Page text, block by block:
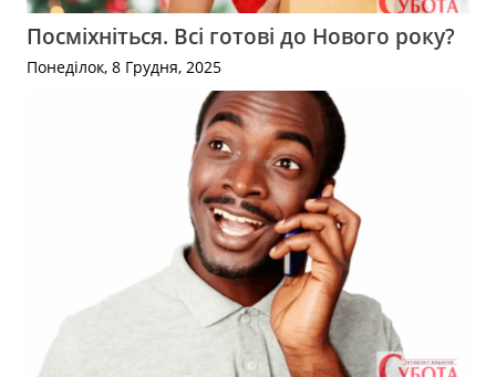
Посміхніться. Всі готові до Нового року?
Понеділок, 8 Грудня, 2025